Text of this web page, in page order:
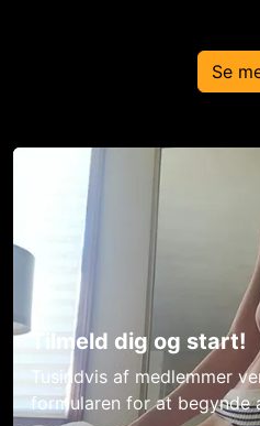
Se
Tilmeld dig og start!
Tusindvis af medlemmer
formularen for at begynde